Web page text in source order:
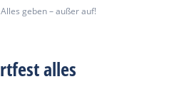
Alles geben – außer auf!
alles